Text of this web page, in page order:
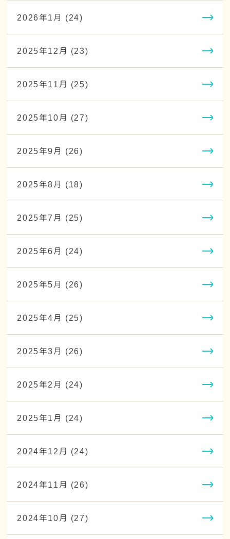
2026年1月 (24)
2025年12月 (23)
2025年11月 (25)
2025年10月 (27)
2025年9月 (26)
2025年8月 (18)
2025年7月 (25)
2025年6月 (24)
2025年5月 (26)
2025年4月 (25)
2025年3月 (26)
2025年2月 (24)
2025年1月 (24)
2024年12月 (24)
2024年11月 (26)
2024年10月 (27)